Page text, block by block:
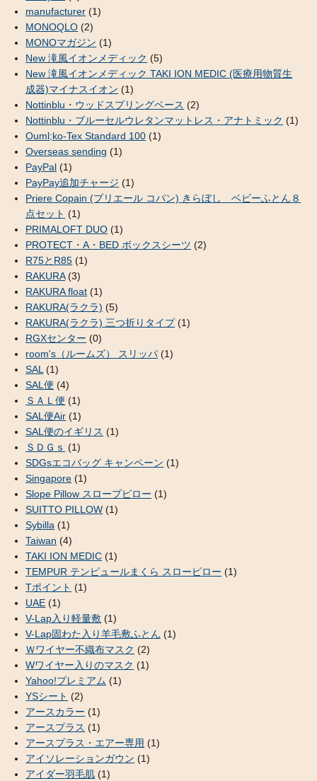
manufacturer (1)
MONOQLO (2)
MONOマガジン (1)
New 滝風イオンメディック (5)
New 滝風イオンメディック TAKI ION MEDIC (医療用物質生
成器)マイナスイオン (1)
Nottinblu・ウッドスプリングベース (2)
Nottinblu・ブルーセルウレタンマットレス・アナトミック (1)
Ouml;ko-Tex Standard 100 (1)
Overseas sending (1)
PayPal (1)
PayPay追加チャージ (1)
Priere Copain (プリエール コパン) きらぼし ベビーふとん８
点セット (1)
PRIMALOFT DUO (1)
PROTECT・A・BED ボックスシーツ (2)
R75とR85 (1)
RAKURA(3)
RAKURA float (1)
RAKURA(ラクラ) (5)
RAKURA(ラクラ) 三つ折りタイプ(1)
RGXセンター (0)
room's（ルームズ） スリッパ (1)
SAL (1)
SAL便 (4)
ＳＡＬ便 (1)
SAL便Air (1)
SAL便のイギリス (1)
ＳＤＧｓ (1)
SDGsエコバッグ キャンペーン (1)
Singapore (1)
Slope Pillow スロープピロー (1)
SUITTO PILLOW (1)
Sybilla (1)
Taiwan (4)
TAKI ION MEDIC (1)
TEMPUR テンピュールまくら スローピロー (1)
Tポイント (1)
UAE (1)
V-Lap入り軽量敷 (1)
V-Lap固わた入り羊毛敷ふとん (1)
Ｗワイヤー不織布マスク (2)
Wワイヤー入りのマスク (1)
Yahoo!プレミアム (1)
YSシート (2)
アースカラー (1)
アースプラス (1)
アースプラス・エアー専用 (1)
アイソレーションガウン (1)
アイダー羽毛肌 (1)